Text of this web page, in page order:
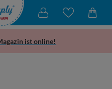
ist online!